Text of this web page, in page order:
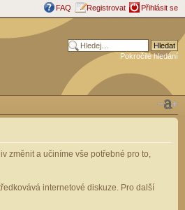
FAQ Registrovat Přihlásit se
Pokročilé hledání
změnit a učiníme vše potřebné pro to,
internetové diskuze. Pro další